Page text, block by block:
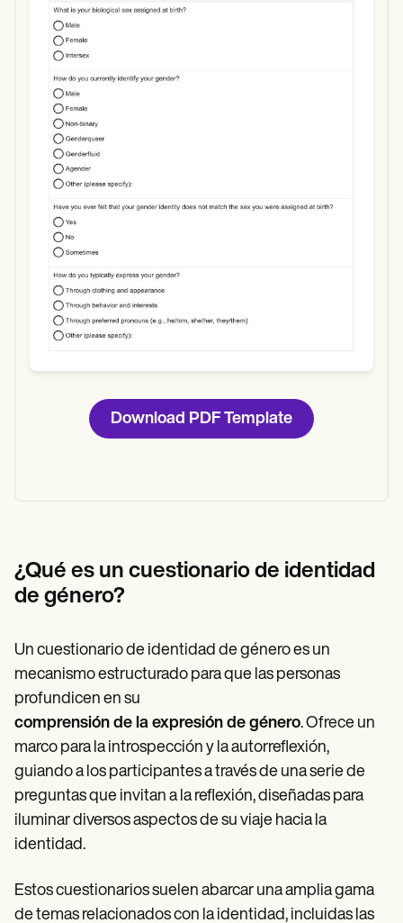
Download PDF Template
¿Qué es un cuestionario de identidad
de género?
Un cuestionario de identidad de género es un
mecanismo estructurado para que las personas
profundicen en su
comprensión de la expresión de género. Ofrece un
marco para la introspección y la autorreflexión,
guiando a los participantes a través de una serie de
preguntas que invitan a la reflexión, diseñadas para
iluminar diversos aspectos de su viaje hacia la
identidad.
Estos cuestionarios suelen abarcar una amplia gama
de temas relacionados con la identidad, incluidas las